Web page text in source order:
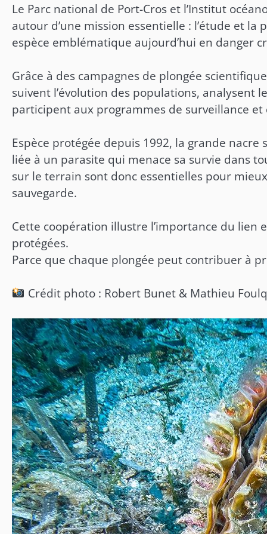
Le Parc national de Port-Cros et l’Institut
autour d’une mission essentielle : l’étude et
espèce emblématique aujourd’hui en danger
Grâce à des campagnes de plongée
suivent l’évolution des populations, analysent
participent aux programmes de surveillance et
Espèce protégée depuis 1992, la grande
liée à un parasite qui menace sa survie dans
sur le terrain sont donc essentielles pour
sauvegarde.
Cette coopération illustre l’importance du
protégées.
Parce que chaque plongée peut contribuer à
Crédit photo : Robert Bunet & Mathieu